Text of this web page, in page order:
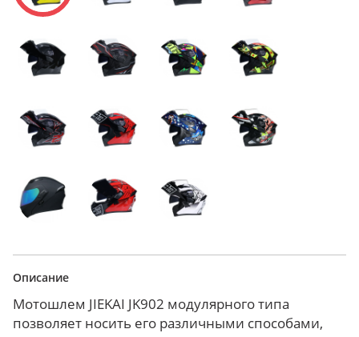
Описание
Мотошлем JIEKAI JK902 модулярного типа
позволяет носить его различными способами,